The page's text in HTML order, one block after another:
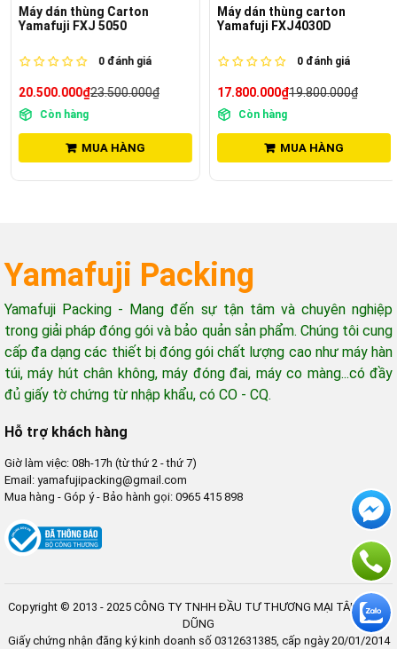
Máy dán thùng Carton
Yamafuji FXJ 5050
đánh giá
20.500.000₫23.500.000₫
Còn hàng
MUA HÀNG
Máy dán thùng carton
Yamafuji FXJ4030D
đánh giá
17.800.000₫19.800.000₫
Còn hàng
MUA HÀNG
Yamafuji Packing
Yamafuji Packing - Mang đến sự tận tâm và chuyên nghiệp
trong giải pháp đóng gói và bảo quản sản phẩm. Chúng tôi cung
cấp đa dạng các thiết bị đóng gói chất lượng cao như máy hàn
túi, máy hút chân không, máy đóng đai, máy co màng...có đầy
đủ giấy tờ chứng từ nhập khẩu, có CO - CQ.
Hỗ trợ khách hàng
Giờ làm việc: 08h-17h (từ thứ 2 - thứ 7)
Email: yamafujipacking@gmail.com
Mua hàng - Góp ý - Bảo hành gọi: 0965 415 898
Copyright © 2013 - 2025 CÔNG TY TNHH ĐẦU TƯ THƯƠNG MẠI TÂN MINH
DŨNG
Giấy chứng nhận đăng ký kinh doanh số 0312631385, cấp ngày 20/01/2014